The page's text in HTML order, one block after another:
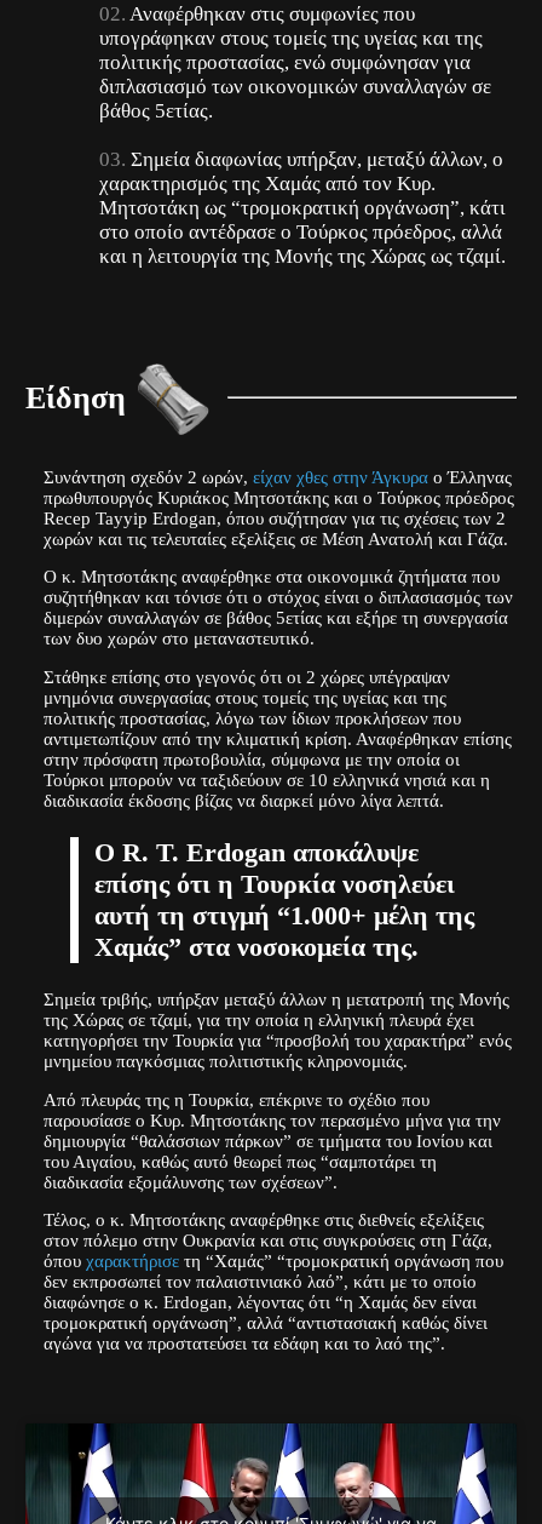
Αναφέρθηκαν στις συμφωνίες που
υπογράφηκαν στους τομείς της υγείας και της
πολιτικής προστασίας, ενώ συμφώνησαν για
διπλασιασμό των οικονομικών συναλλαγών σε
βάθος 5ετίας.
Σημεία διαφωνίας υπήρξαν, μεταξύ άλλων, ο
χαρακτηρισμός της Χαμάς από τον Κυρ.
Μητσοτάκη ως “τρομοκρατική οργάνωση”, κάτι
στο οποίο αντέδρασε ο Τούρκος πρόεδρος, αλλά
και η λειτουργία της Μονής της Χώρας ως τζαμί.
Είδηση
Συνάντηση σχεδόν 2 ωρών, είχαν χθες στην Άγκυραο Έλληνας
πρωθυπουργός Κυριάκος Μητσοτάκης και ο Τούρκος πρόεδρος
Recep Tayyip Erdogan, όπου συζήτησαν για τις σχέσεις των 2
χωρών και τις τελευταίες εξελίξεις σε Μέση Ανατολή και Γάζα.
Ο κ. Μητσοτάκης αναφέρθηκε στα οικονομικά ζητήματα που
συζητήθηκαν και τόνισε ότι ο στόχος είναι ο διπλασιασμός των
διμερών συναλλαγών σε βάθος 5ετίας και εξήρε τη συνεργασία
των δυο χωρών στο μεταναστευτικό.
Στάθηκε επίσης στο γεγονός ότι οι 2 χώρες υπέγραψαν
μνημόνια συνεργασίας στους τομείς της υγείας και της
πολιτικής προστασίας, λόγω των ίδιων προκλήσεων που
αντιμετωπίζουν από την κλιματική κρίση. Αναφέρθηκαν επίσης
στην πρόσφατη πρωτοβουλία, σύμφωνα με την οποία οι
Τούρκοι μπορούν να ταξιδεύουν σε 10 ελληνικά νησιά και η
διαδικασία έκδοσης βίζας να διαρκεί μόνο λίγα λεπτά.
Ο R. T. Erdogan αποκάλυψε
επίσης ότι η Τουρκία νοσηλεύει
αυτή τη στιγμή “1.000+ μέλη της
Χαμάς” στα νοσοκομεία της.
Σημεία τριβής, υπήρξαν μεταξύ άλλων η μετατροπή της Μονής
της Χώρας σε τζαμί, για την οποία η ελληνική πλευρά έχει
κατηγορήσει την Τουρκία για “προσβολή του χαρακτήρα” ενός
μνημείου παγκόσμιας πολιτιστικής κληρονομιάς.
Από πλευράς της η Τουρκία, επέκρινε το σχέδιο που
παρουσίασε ο Κυρ. Μητσοτάκης τον περασμένο μήνα για την
δημιουργία “θαλάσσιων πάρκων” σε τμήματα του Ιονίου και
του Αιγαίου, καθώς αυτό θεωρεί πως “σαμποτάρει τη
διαδικασία εξομάλυνσης των σχέσεων”.
Τέλος, ο κ. Μητσοτάκης αναφέρθηκε στις διεθνείς εξελίξεις
στον πόλεμο στην Ουκρανία και στις συγκρούσεις στη Γάζα,
όπου χαρακτήρισετη “Χαμάς” “τρομοκρατική οργάνωση που
δεν εκπροσωπεί τον παλαιστινιακό λαό”, κάτι με το οποίο
διαφώνησε ο κ. Erdogan, λέγοντας ότι “η Χαμάς δεν είναι
τρομοκρατική οργάνωση”, αλλά “αντιστασιακή καθώς δίνει
αγώνα για να προστατεύσει τα εδάφη και το λαό της”.